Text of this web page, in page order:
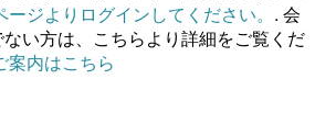
ージよりログインしてください。 . 会
い方は、こちらより詳細をご覧くだ
案内はこちら